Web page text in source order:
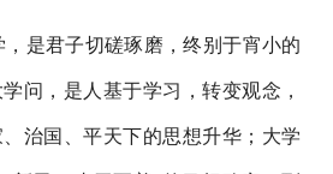
，是君子切磋琢磨，终别于宵小的
问，是人基于学习，转变观念，
治国、平天下的思想升华；大学